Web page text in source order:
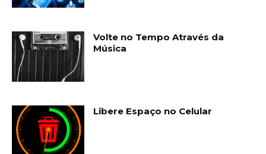
Volte no Tempo Através da
Música
Libere Espaço no Celular